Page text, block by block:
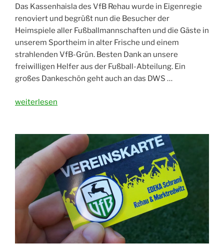
Das Kassenhaisla des VfB Rehau wurde in Eigenregie
renoviert und begrüßt nun die Besucher der
Heimspiele aller Fußballmannschaften und die Gäste in
unserem Sportheim in alter Frische und einem
strahlenden VfB-Grün. Besten Dank an unsere
freiwilligen Helfer aus der Fußball-Abteilung. Ein
großes Dankeschön geht auch an das DWS …
„Renovierung
weiterlesen